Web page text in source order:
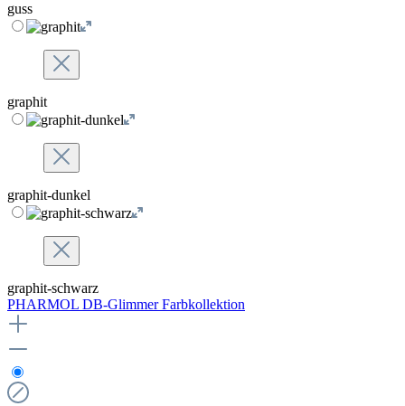
guss
graphit
graphit-dunkel
graphit-schwarz
PHARMOL DB-Glimmer Farbkollektion